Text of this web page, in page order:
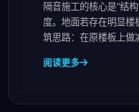
隔音施工的核心是“结
度。地面若存在明显
筑思路：在原楼板上做
阅读更多